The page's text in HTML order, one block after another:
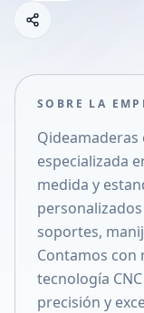
Compartir empresa
Compartir en X
SOBRE LA
Qideamaderas
especializada
medida y
soportes,
Contamos con
tecnología
precisión y